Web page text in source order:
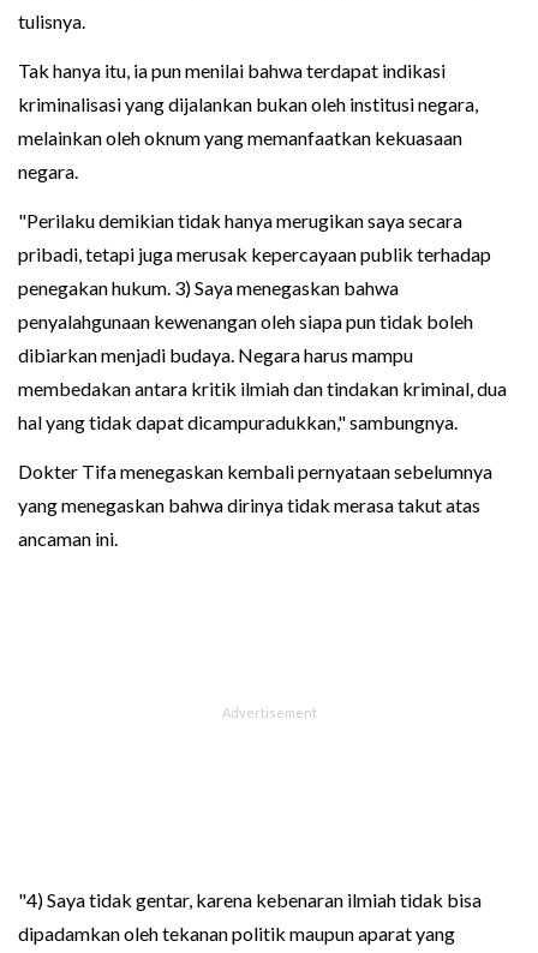
tulisnya.
Tak hanya itu, ia pun menilai bahwa terdapat indikasi
kriminalisasi yang dijalankan bukan oleh institusi negara,
melainkan oleh oknum yang memanfaatkan kekuasaan
negara.
"Perilaku demikian tidak hanya merugikan saya secara
pribadi, tetapi juga merusak kepercayaan publik terhadap
penegakan hukum. 3) Saya menegaskan bahwa
penyalahgunaan kewenangan oleh siapa pun tidak boleh
dibiarkan menjadi budaya. Negara harus mampu
membedakan antara kritik ilmiah dan tindakan kriminal, dua
hal yang tidak dapat dicampuradukkan," sambungnya.
Dokter Tifa menegaskan kembali pernyataan sebelumnya
yang menegaskan bahwa dirinya tidak merasa takut atas
ancaman ini.
"4) Saya tidak gentar, karena kebenaran ilmiah tidak bisa
dipadamkan oleh tekanan politik maupun aparat yang